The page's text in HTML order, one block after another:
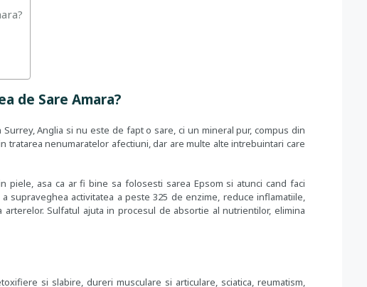
de Sare Amara?
Anglia si nu este de fapt o sare, ci un mineral pur, compus din
nenumaratelor afectiuni, dar are multe alte intrebuintari care
asa ca ar fi bine sa folosesti sarea Epsom si atunci cand faci
activitatea a peste 325 de enzime, reduce inflamatiile,
Sulfatul ajuta in procesul de absortie al nutrientilor, elimina
si slabire, dureri musculare si articulare, sciatica, reumatism,